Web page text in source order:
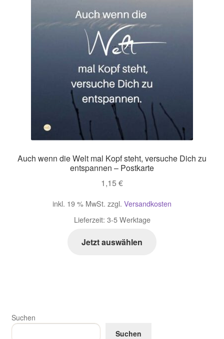
Auch wenn die Welt mal Kopf steht, versuche Dich zu
entspannen – Postkarte
1,15 €
inkl. 19 % MwSt. zzgl. Versandkosten
Lieferzeit: 3-5 Werktage
Jetzt auswählen
Suchen
Suchen